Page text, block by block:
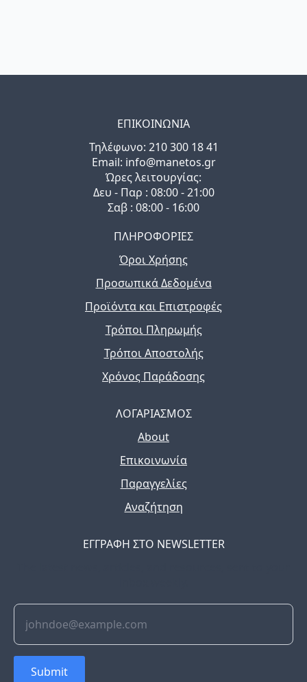
ΕΠΙΚΟΙΝΩΝΙΑ
Τηλέφωνo: 210 300 18 41
Email: info@manetos.gr
Ώρες λειτουργίας:
Δευ - Παρ : 08:00 - 21:00
Σαβ : 08:00 - 16:00
ΠΛΗΡΟΦΟΡΙΕΣ
Όροι Χρήσης
Προσωπικά Δεδομένα
Προϊόντα και Επιστροφές
Τρόποι Πληρωμής
Τρόποι Αποστολής
Χρόνος Παράδοσης
ΛΟΓΑΡΙΑΣΜΟΣ
About
Επικοινωνία
Παραγγελίες
Αναζήτηση
ΕΓΓΡΑΦΗ ΣΤΟ NEWSLETTER
Submit